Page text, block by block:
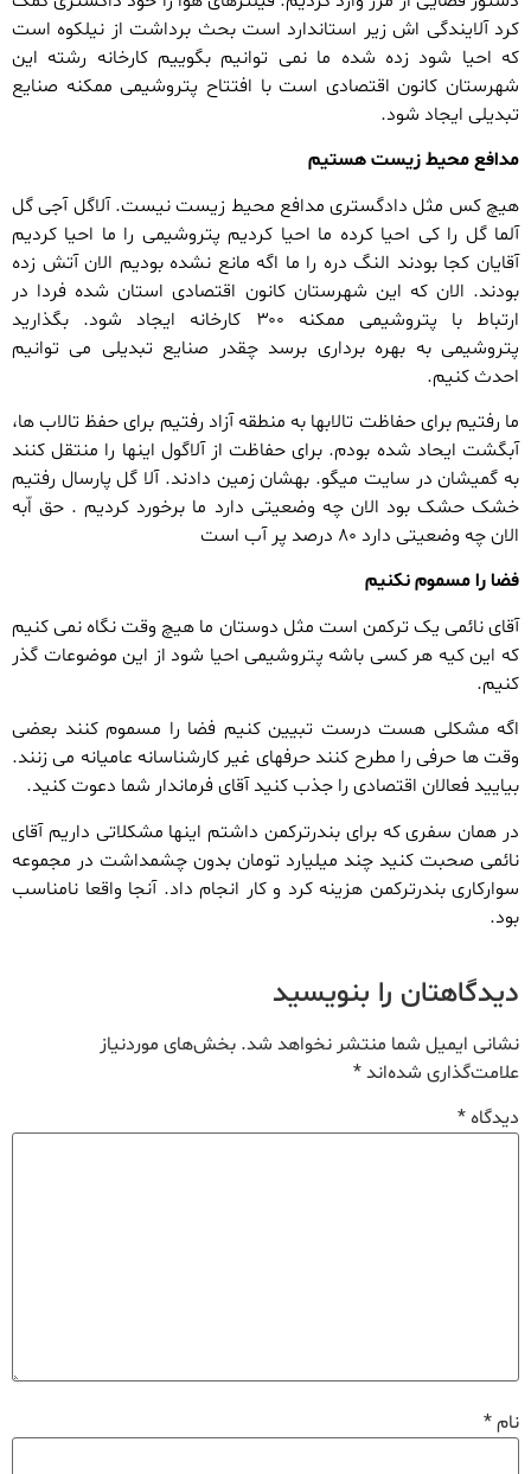
کرد آلایندگی اش زیر استاندارد است بحث برداشت از نیلکوه است
که احیا شود زده شده ما نمی توانیم بگوییم کارخانه رشته این
شهرستان کانون اقتصادی است با افتتاح پتروشیمی ممکنه صنایع
تبدیلی ایجاد شود.
مدافع محیط زیست هستیم
هیچ کس مثل دادگستری مدافع محیط زیست نیست. آلاگل آجی گل
آلما گل را کی احیا کرده ما احیا کردیم پتروشیمی را ما احیا کردیم
آقایان کجا بودند النگ دره را ما اگه مانع نشده بودیم الان آتش زده
بودند. الان که این شهرستان کانون اقتصادی استان شده فردا در
ارتباط با پتروشیمی ممکنه ۳۰۰ کارخانه ایجاد شود. بگذارید
پتروشیمی به بهره برداری برسد چقدر صنایع تبدیلی می توانیم
احدث کنیم.
ما رفتیم برای حفاظت تالابها به منطقه آزاد رفتیم برای حفظ تالاب ها،
آبگشت ایحاد شده بودم. برای حفاظت از آلاگول اینها را منتقل کنند
به گمیشان در سایت میگو. بهشان زمین دادند. آلا گل پارسال رفتیم
خشک حشک بود الان چه وضعیتی دارد ما برخورد کردیم . حق اّبه
الان چه وضعیتی دارد ۸۰ درصد پر آب است
فضا را مسموم نکنیم
آقای نائمی یک ترکمن است مثل دوستان ما هیچ وقت نگاه نمی کنیم
که این کیه هر کسی باشه پتروشیمی احیا شود از این موضوعات گذر
کنیم.
اگه مشکلی هست درست تبیین کنیم فضا را مسموم کنند بعضی
وقت ها حرفی را مطرح کنند حرفهای غیر کارشناسانه عامیانه می زنند.
بیایید فعالان اقتصادی را جذب کنید آقای فرماندار شما دعوت کنید.
در همان سفری که برای بندرترکمن داشتم اینها مشکلاتی داریم آقای
نائمی صحبت کنید چند میلیارد تومان بدون چشمداشت در مجموعه
سوارکاری بندرترکمن هزینه کرد و کار انجام داد. آنجا واقعا نامناسب
بود.
دیدگاهتان را بنویسید
نشانی ایمیل شما منتشر نخواهد شد. بخش‌های موردنیاز
علامت‌گذاری شده‌اند*
دیدگاه*
نام*